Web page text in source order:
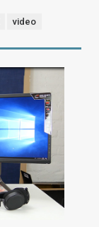
video